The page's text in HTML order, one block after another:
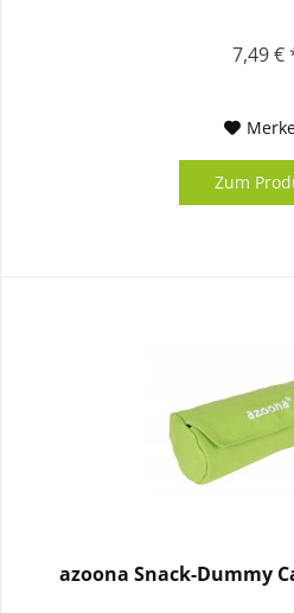
7,49 €
Zum
azoona Snack-Dummy